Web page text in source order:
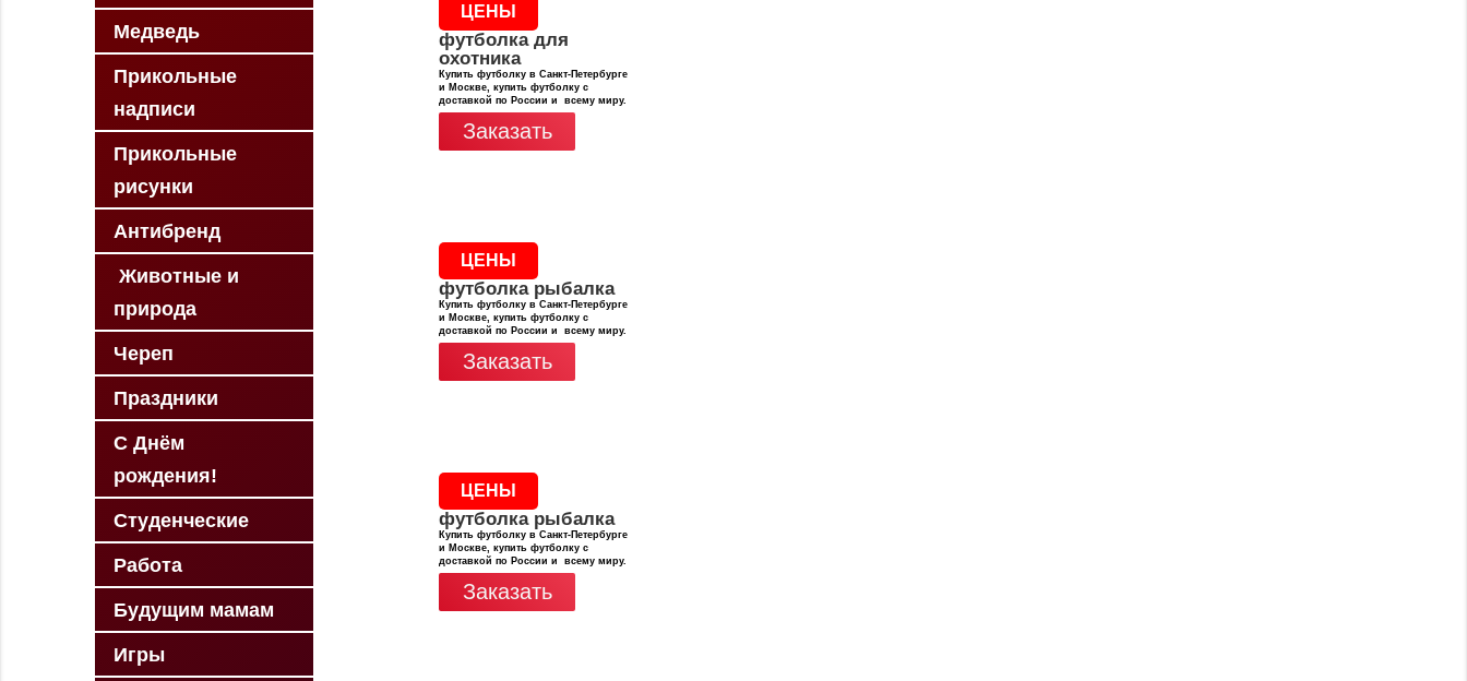
Медведь
Прикольные
надписи
Прикольные
рисунки
Антибренд
Животные и
природа
Череп
Праздники
С Днём
рождения!
Студенческие
Работа
Будущим мамам
Игры
ЦЕНЫ
футболка для
охотника
Купить футболку в Санкт-Петербурге
и Москве, купить футболку с
доставкой по России и всему миру.
Заказать
ЦЕНЫ
футболка рыбалка
Купить футболку в Санкт-Петербурге
и Москве, купить футболку с
доставкой по России и всему миру.
Заказать
ЦЕНЫ
футболка рыбалка
Купить футболку в Санкт-Петербурге
и Москве, купить футболку с
доставкой по России и всему миру.
Заказать